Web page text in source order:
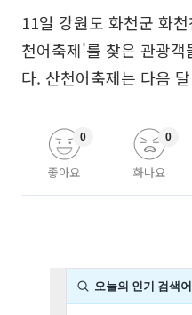
11일 강원도 화천군 화
천어축제'를 찾은 관광
다. 산천어축제는 다음
좋아요
0
화나요
0